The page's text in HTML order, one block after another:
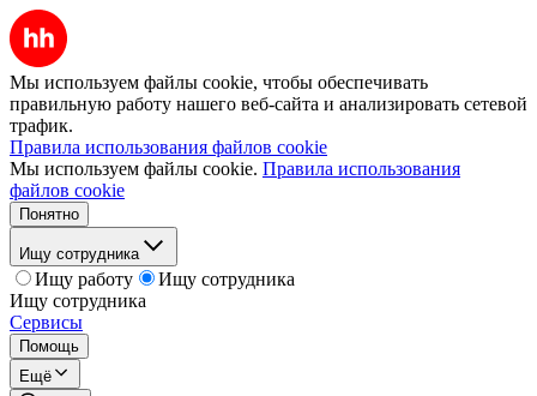
Мы используем файлы cookie, чтобы обеспечивать
правильную работу нашего веб-сайта и анализировать сетевой
трафик.
Правила использования файлов cookie
Мы используем файлы cookie. Правила использования
файлов cookie
Понятно
Ищу сотрудника
Ищу работу
Ищу сотрудника
Ищу сотрудника
Сервисы
Помощь
Ещё